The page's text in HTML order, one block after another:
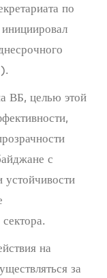
по
ВБ, целью этой
с
на
за